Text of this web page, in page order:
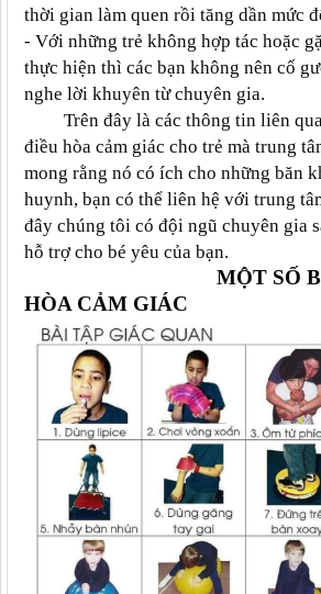
thời gian làm quen rồi tăng dần mức
- Với những trẻ không hợp tác hoặc
thực hiện thì các bạn không nên cố
nghe lời khuyên từ chuyên gia.
Trên đây là các thông tin liên
điều hòa cảm giác cho trẻ mà trung
mong rằng nó có ích cho những băn
huynh, bạn có thể liên hệ với trung
đây chúng tôi có đội ngũ chuyên gia
hỗ trợ cho bé yêu của bạn.
MỘT SỐ BÀI
HÒA CẢM GIÁC